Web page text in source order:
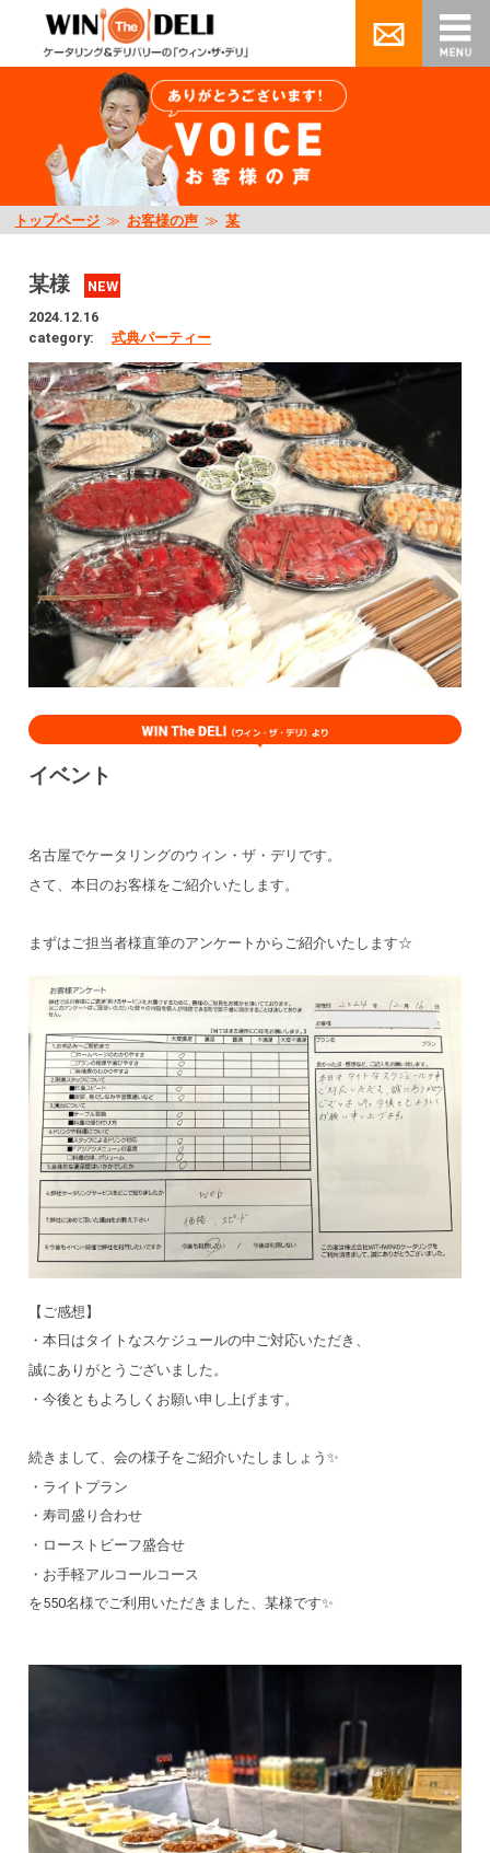
トップページ ≫ お客様の声 ≫某
某様
NEW
2024.12.16
category:
式典パーティー
イベント
名古屋でケータリングのウィン・ザ・デリです。
さて、本日のお客様をご紹介いたします。
まずはご担当者様直筆のアンケートからご紹介いたします☆
【ご感想】
・本日はタイトなスケジュールの中ご対応いただき、
誠にありがとうございました。
・今後ともよろしくお願い申し上げます。
続きまして、会の様子をご紹介いたしましょう✨
・ライトプラン
・寿司盛り合わせ
・ローストビーフ盛合せ
・お手軽アルコールコース
を550名様でご利用いただきました、某様です✨